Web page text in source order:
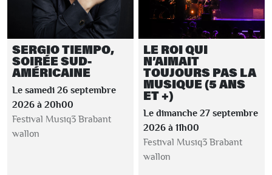
SERGIO TIEMPO,
SOIRÉE SUD-
AMÉRICAINE
Le samedi 26 septembre
2026 à 20h00
Festival Musiq3 Brabant
wallon
LE ROI QUI
N’AIMAIT
TOUJOURS PAS LA
MUSIQUE (5 ANS
ET +)
Le dimanche 27 septembre
2026 à 11h00
Festival Musiq3 Brabant
wallon